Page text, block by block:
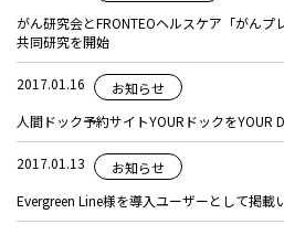
がん研究会とFRONTEOヘルスケア「がん
共同研究を開始
2017.01.16
お知らせ
人間ドック予約サイトYOURドックをYOUR
2017.01.13
お知らせ
Evergreen Line様を導入ユーザーとして掲載